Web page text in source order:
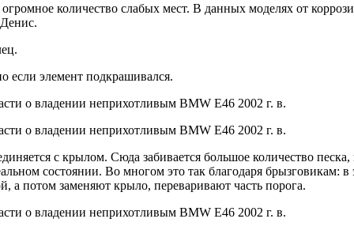
количество слабых мест. В данных моделях от
элемент подкрашивался.
с крылом. Сюда забивается большое количество
состоянии. Во многом это так благодаря брызговикам: в
а потом заменяют крыло, переваривают часть порога.